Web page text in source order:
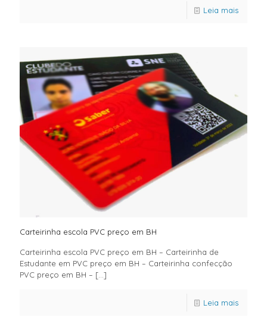
Leia mais
Carteirinha escola PVC preço em BH
Carteirinha escola PVC preço em BH – Carteirinha de
Estudante em PVC preço em BH – Carteirinha confecção
PVC preço em BH – […]
Leia mais